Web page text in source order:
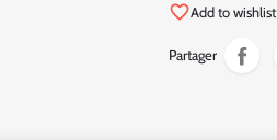
favorite_borderAdd to wishlist
Partager